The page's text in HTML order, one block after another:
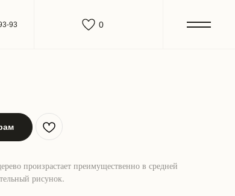
93 0
произрастает преимущественно в средней
рисунок.